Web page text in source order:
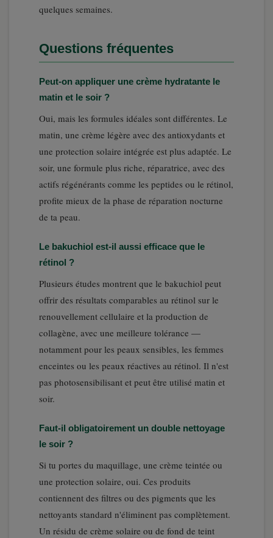
quelques semaines.
Questions fréquentes
Peut-on appliquer une crème hydratante le
matin et le soir ?
Oui, mais les formules idéales sont différentes. Le
matin, une crème légère avec des antioxydants et
une protection solaire intégrée est plus adaptée. Le
soir, une formule plus riche, réparatrice, avec des
actifs régénérants comme les peptides ou le rétinol,
profite mieux de la phase de réparation nocturne
de ta peau.
Le bakuchiol est-il aussi efficace que le
rétinol ?
Plusieurs études montrent que le bakuchiol peut
offrir des résultats comparables au rétinol sur le
renouvellement cellulaire et la production de
collagène, avec une meilleure tolérance —
notamment pour les peaux sensibles, les femmes
enceintes ou les peaux réactives au rétinol. Il n'est
pas photosensibilisant et peut être utilisé matin et
soir.
Faut-il obligatoirement un double nettoyage
le soir ?
Si tu portes du maquillage, une crème teintée ou
une protection solaire, oui. Ces produits
contiennent des filtres ou des pigments que les
nettoyants standard n'éliminent pas complètement.
Un résidu de crème solaire ou de fond de teint